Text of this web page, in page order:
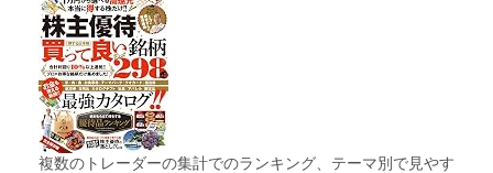
複数のトレーダーの集計でのランキング、テーマ別で見やす